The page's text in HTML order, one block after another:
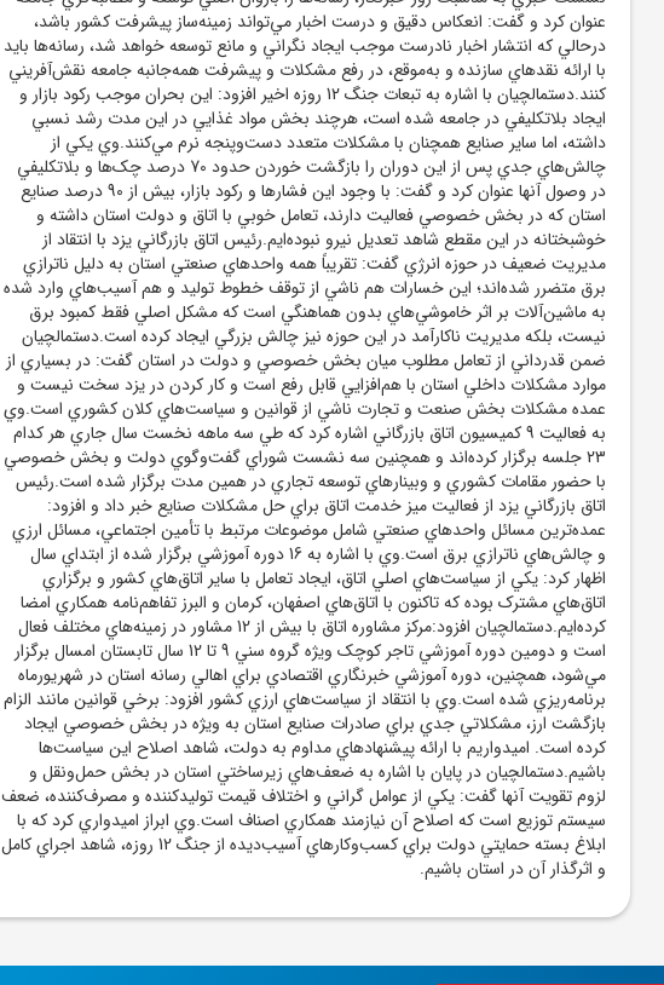
عنوان کرد و گفت: انعکاس دقيق و درست اخبار مي‌تواند زمينه‌ساز پيشرفت کشور باشد،
درحالي که انتشار اخبار نادرست موجب ايجاد نگراني و مانع توسعه خواهد شد، رسانه‌ها بايد
با ارائه نقدهاي سازنده و به‌موقع، در رفع مشکلات و پيشرفت همه‌جانبه جامعه نقش‌آفريني
کنند.دستمالچيان با اشاره به تبعات جنگ 12 روزه اخير افزود: اين بحران موجب رکود بازار و
ايجاد بلاتکليفي در جامعه شده است، هرچند بخش مواد غذايي در اين مدت رشد نسبي
داشته، اما ساير صنايع همچنان با مشکلات متعدد دست‌وپنجه نرم مي‌کنند.وي يکي از
چالش‌هاي جدي پس از اين دوران را بازگشت خوردن حدود 70 درصد چک‌ها و بلاتکليفي
در وصول آنها عنوان کرد و گفت: با وجود اين فشارها و رکود بازار، بيش از 90 درصد صنايع
استان که در بخش خصوصي فعاليت دارند، تعامل خوبي با اتاق و دولت استان داشته و
خوشبختانه در اين مقطع شاهد تعديل نيرو نبوده‌ايم.رئيس اتاق بازرگاني يزد با انتقاد از
مديريت ضعيف در حوزه انرژي گفت: تقريباً همه واحدهاي صنعتي استان به دليل ناترازي
برق متضرر شده‌اند؛ اين خسارات هم ناشي از توقف خطوط توليد و هم آسيب‌هاي وارد شده
به ماشين‌آلات بر اثر خاموشي‌هاي بدون هماهنگي است که مشکل اصلي فقط کمبود برق
نيست، بلکه مديريت ناکارآمد در اين حوزه نيز چالش بزرگي ايجاد کرده است.دستمالچيان
ضمن قدرداني از تعامل مطلوب ميان بخش خصوصي و دولت در استان گفت: در بسياري از
موارد مشکلات داخلي استان با هم‌افزايي قابل رفع است و کار کردن در يزد سخت نيست و
عمده مشکلات بخش صنعت و تجارت ناشي از قوانين و سياست‌هاي کلان کشوري است.وي
به فعاليت 9 کميسيون اتاق بازرگاني اشاره کرد که طي سه ماهه نخست سال جاري هر کدام
23 جلسه برگزار کرده‌اند و همچنين سه نشست شوراي گفت‌وگوي دولت و بخش خصوصي
با حضور مقامات کشوري و وبينارهاي توسعه تجاري در همين مدت برگزار شده است.رئيس
اتاق بازرگاني يزد از فعاليت ميز خدمت اتاق براي حل مشکلات صنايع خبر داد و افزود:
عمده‌ترين مسائل واحدهاي صنعتي شامل موضوعات مرتبط با تأمين اجتماعي، مسائل ارزي
و چالش‌هاي ناترازي برق است.وي با اشاره به 16 دوره آموزشي برگزار شده از ابتداي سال
اظهار کرد: يکي از سياست‌هاي اصلي اتاق، ايجاد تعامل با ساير اتاق‌هاي کشور و برگزاري
اتاق‌هاي مشترک بوده که تاکنون با اتاق‌هاي اصفهان، کرمان و البرز تفاهم‌نامه همکاري امضا
کرده‌ايم.دستمالچيان افزود:مرکز مشاوره اتاق با بيش از 12 مشاور در زمينه‌هاي مختلف فعال
است و دومين دوره آموزشي تاجر کوچک ويژه گروه سني 9 تا 12 سال تابستان امسال برگزار
مي‌شود، همچنين، دوره آموزشي خبرنگاري اقتصادي براي اهالي رسانه استان در شهريورماه
برنامه‌ريزي شده است.وي با انتقاد از سياست‌هاي ارزي کشور افزود: برخي قوانين مانند الزام
بازگشت ارز، مشکلاتي جدي براي صادرات صنايع استان به ويژه در بخش خصوصي ايجاد
کرده است. اميدواريم با ارائه پيشنهادهاي مداوم به دولت، شاهد اصلاح اين سياست‌ها
باشيم.دستمالچيان در پايان با اشاره به ضعف‌هاي زيرساختي استان در بخش حمل‌ونقل و
لزوم تقويت آنها گفت: يکي از عوامل گراني و اختلاف قيمت توليدکننده و مصرف‌کننده، ضعف
سيستم توزيع است که اصلاح آن نيازمند همکاري اصناف است.وي ابراز اميدواري کرد که با
ابلاغ بسته حمايتي دولت براي کسب‌وکارهاي آسيب‌ديده از جنگ 12 روزه، شاهد اجراي کامل
و اثرگذار آن در استان باشيم.